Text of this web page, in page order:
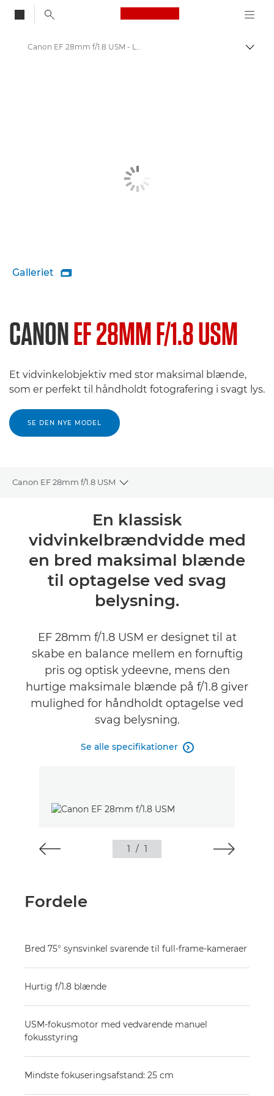
Canon Logo, back
Skift
Canon EF 28mm f/1.8 USM - Lenses - Camera & Photo lenses
Galleriet 
CANONEF 28MM F/1.8 USM
Et vidvinkelobjektiv med stor maksimal blænde,
som er perfekt til håndholdt fotografering i svagt lys.
SE DEN NYE MODEL
Canon EF 28mm f/1.8 USM
Toggle breadcrumbs
Specifikationer
En klassisk
vidvinkelbrændvidde med
en bred maksimal blænde
til optagelse ved svag
belysning.
EF 28mm f/1.8 USM er designet til at
skabe en balance mellem en fornuftig
pris og optisk ydeevne, mens den
hurtige maksimale blænde på f/1.8 giver
mulighed for håndholdt optagelse ved
svag belysning.
Se alle specifikationer 
1 / 1
Fordele
Bred 75° synsvinkel svarende til full-frame-kameraer
Hurtig f/1.8 blænde
USM-fokusmotor med vedvarende manuel
fokusstyring
Mindste fokuseringsafstand: 25 cm